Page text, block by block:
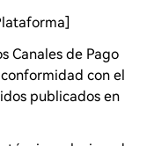
Canales de Pago
con el
publicados en